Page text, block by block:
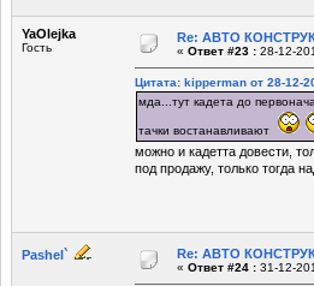
YaOlejka
Гость
Re: АВТО
« Ответ #23 : 28-12-
Цитата: kipperman от 28-12-
мда...тут кадета до
тачки востанавливают
можно и кадетта довести,
под продажу, только тогда
Pashel` Re: АВТО
« Ответ #24 : 31-12-